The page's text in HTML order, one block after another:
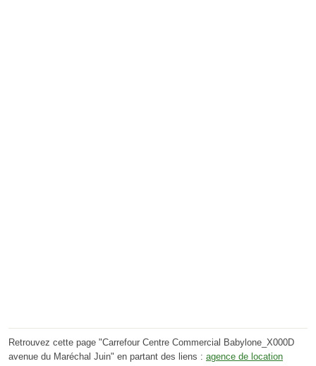
Retrouvez cette page "Carrefour Centre Commercial Babylone_X000D
avenue du Maréchal Juin" en partant des liens : agence de location